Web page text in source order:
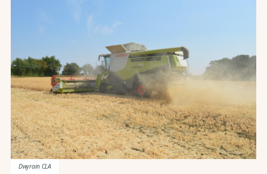
Dwyrain CLA